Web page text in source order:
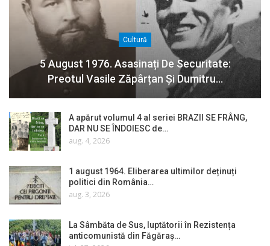
Cultură
5 August 1976. Asasinați De Securitate:
Preotul Vasile Zăpârțan Și Dumitru…
A apărut volumul 4 al seriei BRAZII SE FRÂNG,
DAR NU SE ÎNDOIESC de…
aug. 4, 2026
1 august 1964. Eliberarea ultimilor deținuți
politici din România…
aug. 3, 2026
La Sâmbăta de Sus, luptătorii în Rezistența
anticomunistă din Făgăraș…